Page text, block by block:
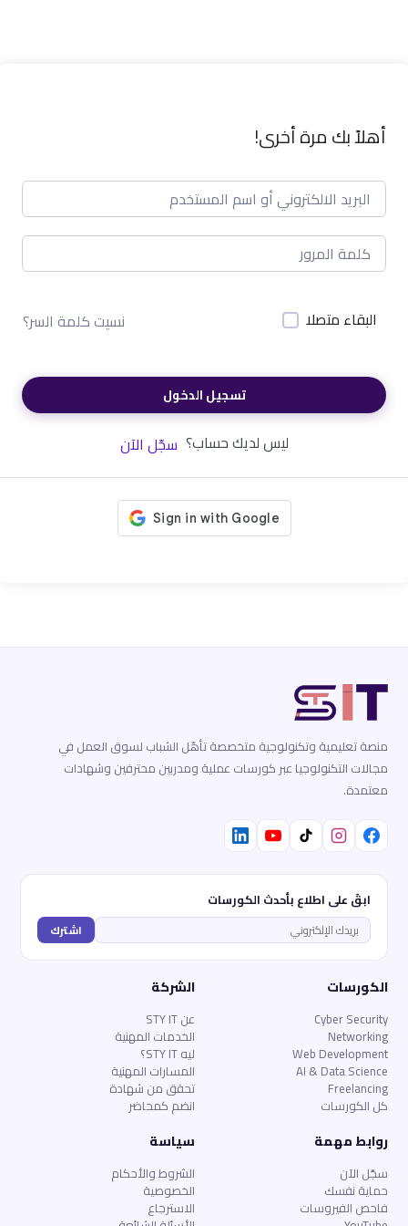
أهلاً بك مرة أخرى!
البقاء متصلا نسيت كلمة السر؟
تسجيل الدخول
ليس لديك حساب؟ سجّل الآن
منصة تعليمية وتكنولوجية متخصصة تأهّل الشباب لسوق العمل في
مجالات التكنولوجيا عبر كورسات عملية ومدربين محترفين وشهادات
معتمدة.
ابقَ على اطلاع بأحدث الكورسات
اشترك
الكورسات
Cyber Security
Networking
Web Development
AI & Data Science
Freelancing
كل الكورسات
الشركة
عن STY IT
الخدمات المهنية
ليه STY IT؟
المسارات المهنية
تحقق من شهادة
انضم كمحاضر
روابط مهمة
سجّل الآن
حماية نفسك
فاحص الفيروسات
سياسة
الشروط والأحكام
الخصوصية
الاسترجاع